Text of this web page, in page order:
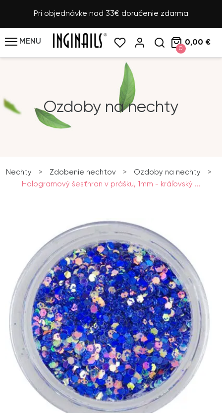
Pri objednávke nad 33€ doručenie zdarma
MENU
0
0,00 €
Ozdoby na nechty
Nechty > Zdobenie nechtov > Ozdoby na nechty
>
Hologramový šesťhran v prášku, 1mm - kráľovský ...